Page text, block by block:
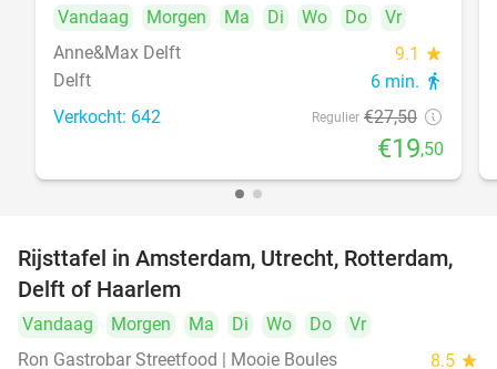
Vandaag
Morgen Ma Di Wo Do
Vr
Anne&Max Delft
9.1 star
Delft 6 min. directions_walk
Verkocht: 642 Regulier €27,50
€19,50
19%
Rijsttafel in Amsterdam, Utrecht, Rotterdam,
Delft of Haarlem
Vandaag Morgen Ma Di Wo Do
Vr
Ron Gastrobar Streetfood | Mooie Boules
8.5 star